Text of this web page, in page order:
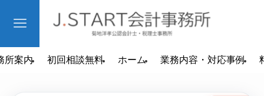
所案内 初回相談無料 ホーム 業務内容・対応事例